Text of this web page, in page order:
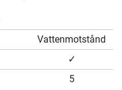
Vattenmotstånd
✓
5